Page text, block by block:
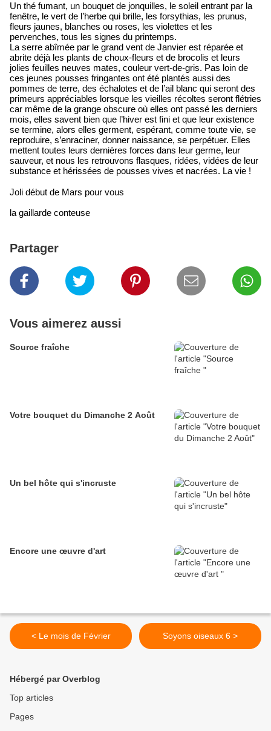
Un thé fumant, un bouquet de jonquilles, le soleil entrant par la
fenêtre, le vert de l’herbe qui brille, les forsythias, les prunus,
fleurs jaunes, blanches ou roses, les violettes et les
pervenches, tous les signes du printemps.
La serre abîmée par le grand vent de Janvier est réparée et
abrite déjà les plants de choux-fleurs et de brocolis et leurs
jolies feuilles neuves mates, couleur vert-de-gris. Pas loin de
ces jeunes pousses fringantes ont été plantés aussi des
pommes de terre, des échalotes et de l’ail blanc qui seront des
primeurs appréciables lorsque les vieilles récoltes seront flétries
car même de la grange obscure où elles ont passé les derniers
mois, elles savent bien que l’hiver est fini et que leur existence
se termine, alors elles germent, espérant, comme toute vie, se
reproduire, s’enraciner, donner naissance, se perpétuer. Elles
mettent toutes leurs dernières forces dans leur germe, leur
sauveur, et nous les retrouvons flasques, ridées, vidées de leur
substance et hérissées de pousses vives et nacrées. La vie !
Joli début de Mars pour vous
la gaillarde conteuse
Partager
Vous aimerez aussi
Source fraîche
Votre bouquet du Dimanche 2 Août
Un bel hôte qui s'incruste
Encore une œuvre d'art
< Le mois de Février Soyons oiseaux 6 >
Hébergé par Overblog
Top articles
Pages